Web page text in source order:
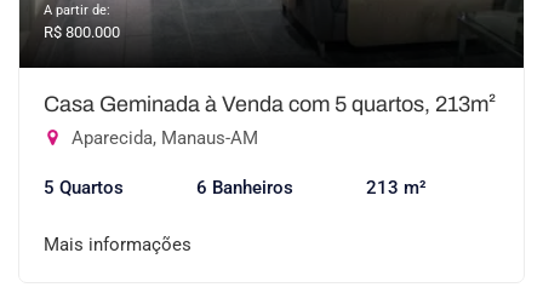
A partir de:
R$ 800.000
Casa Geminada à Venda com 5 quartos, 213m²
Aparecida, Manaus-AM
5 Quartos 6 Banheiros 213 m²
Mais informações